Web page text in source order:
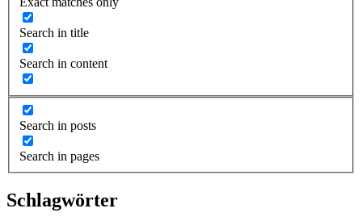
Search in title
Search in content
Search in posts
Search in pages
Schlagwörter